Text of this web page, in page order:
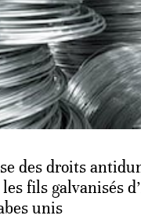
des droits
fils galvanisés
unis